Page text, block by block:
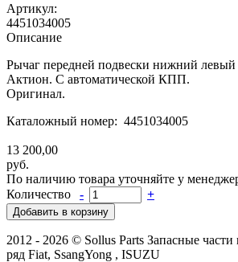
Артикул:
4451034005
Описание
Рычаг передней подвески нижний
Актион. С автоматической КПП.
Оригинал.
Каталожный номер: 4451034005
13 200,00
руб.
По наличию товара уточняйте у
Количество
- +
2012 - 2026 © Sollus Parts Запасные
ряд Fiat, SsangYong , ISUZU